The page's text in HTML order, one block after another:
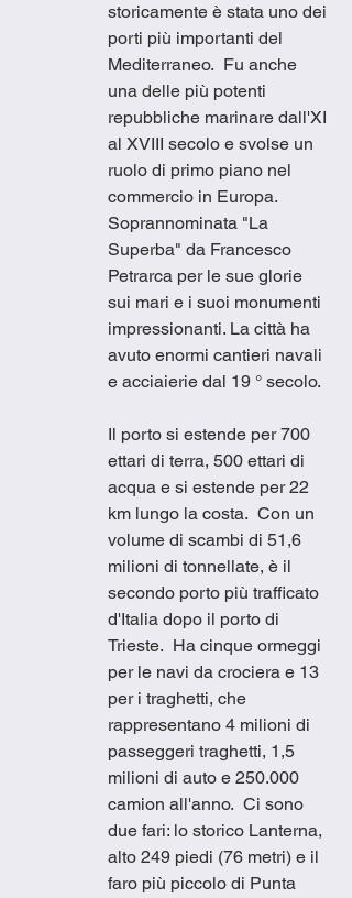
storicamente è stata uno dei
porti più importanti del
Mediterraneo.  Fu anche
una delle più potenti
repubbliche marinare dall'XI
al XVIII secolo e svolse un
ruolo di primo piano nel
commercio in Europa.
Soprannominata "La
Superba" da Francesco
Petrarca per le sue glorie
sui mari e i suoi monumenti
impressionanti. La città ha
avuto enormi cantieri navali
e acciaierie dal 19 ° secolo.
Il porto si estende per 700
ettari di terra, 500 ettari di
acqua e si estende per 22
km lungo la costa.  Con un
volume di scambi di 51,6
milioni di tonnellate, è il
secondo porto più trafficato
d'Italia dopo il porto di
Trieste.  Ha cinque ormeggi
per le navi da crociera e 13
per i traghetti, che
rappresentano 4 milioni di
passeggeri traghetti, 1,5
milioni di auto e 250.000
camion all'anno.  Ci sono
due fari: lo storico Lanterna,
alto 249 piedi (76 metri) e il
faro più piccolo di Punta